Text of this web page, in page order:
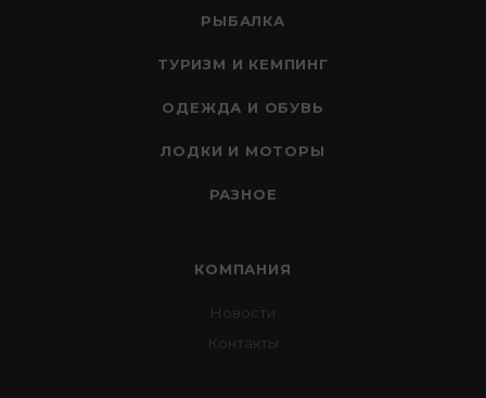
РЫБАЛКА
ТУРИЗМ И КЕМПИНГ
ОДЕЖДА И ОБУВЬ
ЛОДКИ И МОТОРЫ
РАЗНОЕ
КОМПАНИЯ
Новости
Контакты